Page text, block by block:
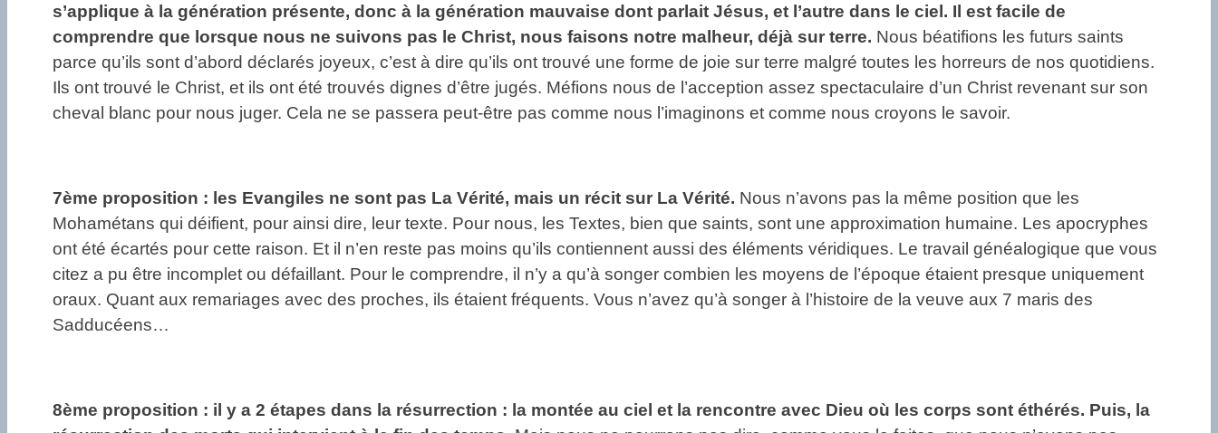
s’applique à la génération présente, donc à la génération mauvaise dont parlait Jésus, et l’autre dans le ciel. Il est facile de
comprendre que lorsque nous ne suivons pas le Christ, nous faisons notre malheur, déjà sur terre. Nous béatifions les futurs saints
parce qu’ils sont d’abord déclarés joyeux, c’est à dire qu’ils ont trouvé une forme de joie sur terre malgré toutes les horreurs de nos quotidiens.
Ils ont trouvé le Christ, et ils ont été trouvés dignes d’être jugés. Méfions nous de l’acception assez spectaculaire d’un Christ revenant sur son
cheval blanc pour nous juger. Cela ne se passera peut-être pas comme nous l’imaginons et comme nous croyons le savoir.
7ème proposition : les Evangiles ne sont pas La Vérité, mais un récit sur La Vérité. Nous n’avons pas la même position que les
Mohamétans qui déifient, pour ainsi dire, leur texte. Pour nous, les Textes, bien que saints, sont une approximation humaine. Les apocryphes
ont été écartés pour cette raison. Et il n’en reste pas moins qu’ils contiennent aussi des éléments véridiques. Le travail généalogique que vous
citez a pu être incomplet ou défaillant. Pour le comprendre, il n’y a qu’à songer combien les moyens de l’époque étaient presque uniquement
oraux. Quant aux remariages avec des proches, ils étaient fréquents. Vous n’avez qu’à songer à l’histoire de la veuve aux 7 maris des
Sadducéens…
8ème proposition : il y a 2 étapes dans la résurrection : la montée au ciel et la rencontre avec Dieu où les corps sont éthérés. Puis, la